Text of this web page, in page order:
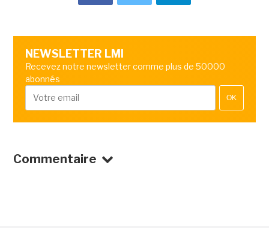
NEWSLETTER LMI
Recevez notre newsletter comme plus de 50000
abonnés
OK
Commentaire